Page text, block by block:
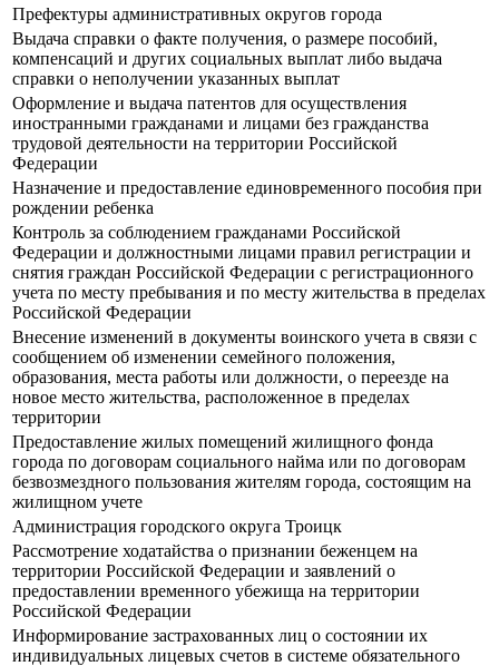
Префектуры административных округов города
Выдача справки о факте получения, о размере пособий,
компенсаций и других социальных выплат либо выдача
справки о неполучении указанных выплат
Оформление и выдача патентов для осуществления
иностранными гражданами и лицами без гражданства
трудовой деятельности на территории Российской
Федерации
Назначение и предоставление единовременного пособия при
рождении ребенка
Контроль за соблюдением гражданами Российской
Федерации и должностными лицами правил регистрации и
снятия граждан Российской Федерации с регистрационного
учета по месту пребывания и по месту жительства в пределах
Российской Федерации
Внесение изменений в документы воинского учета в связи с
сообщением об изменении семейного положения,
образования, места работы или должности, о переезде на
новое место жительства, расположенное в пределах
территории
Предоставление жилых помещений жилищного фонда
города по договорам социального найма или по договорам
безвозмездного пользования жителям города, состоящим на
жилищном учете
Администрация городского округа Троицк
Рассмотрение ходатайства о признании беженцем на
территории Российской Федерации и заявлений о
предоставлении временного убежища на территории
Российской Федерации
Информирование застрахованных лиц о состоянии их
индивидуальных лицевых счетов в системе обязательного